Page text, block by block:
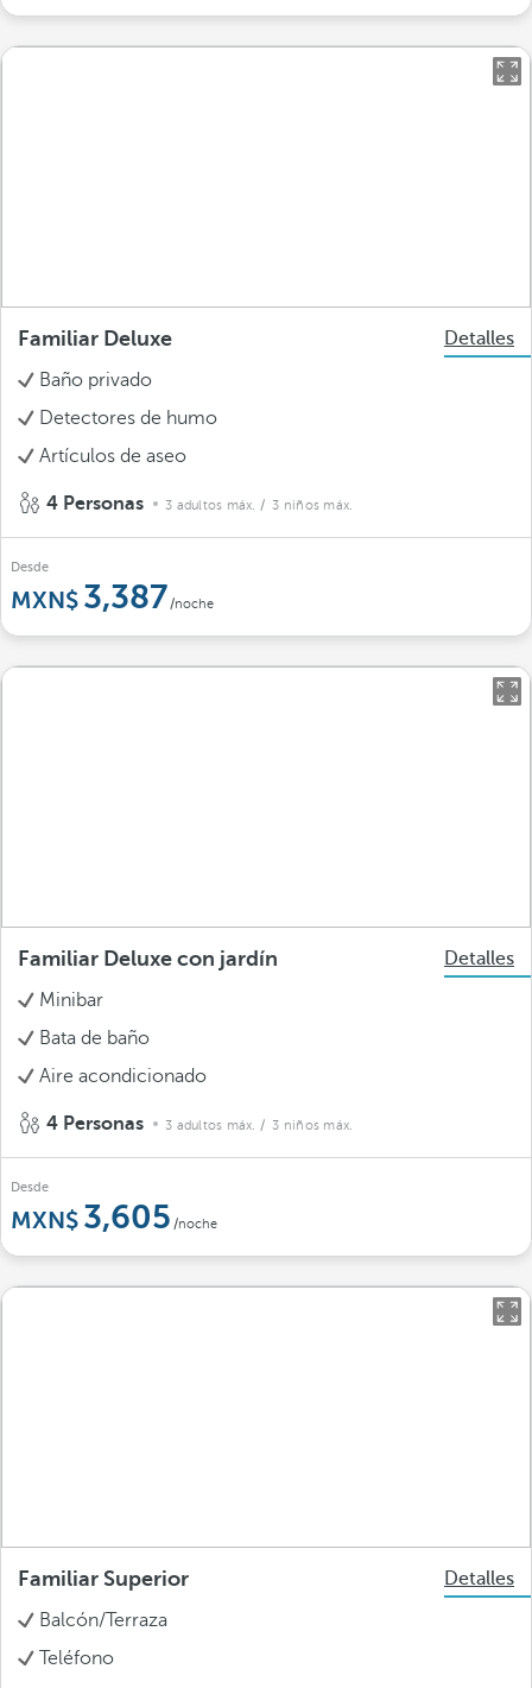
Familiar Deluxe
Detalles
Baño privado
Detectores de humo
Artículos de aseo
4 Personas 3 adultos máx. / 3 niños máx.
Desde
3,387/noche
Familiar Deluxe con jardín
Detalles
Minibar
Bata de baño
Aire acondicionado
4 Personas 3 adultos máx. / 3 niños máx.
Desde
3,605 /noche
Familiar Superior
Detalles
Balcón/Terraza
Teléfono